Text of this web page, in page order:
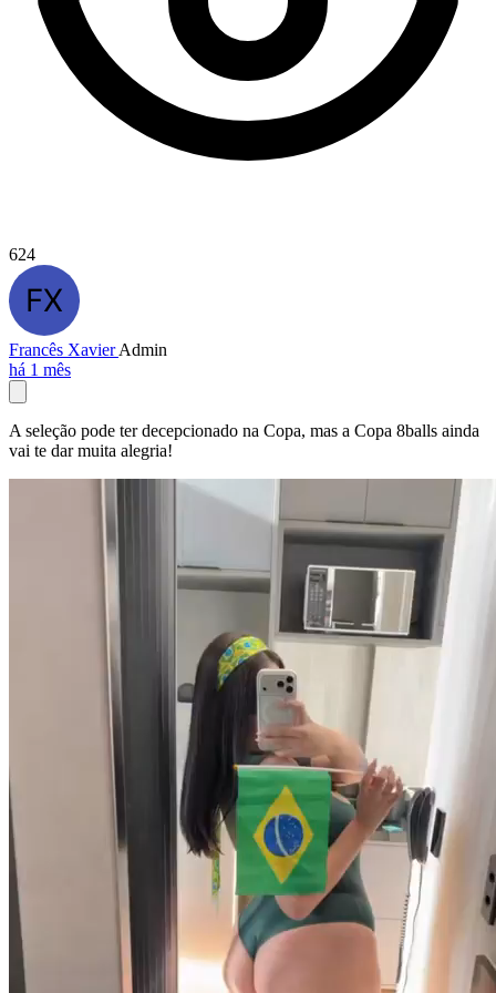
624
Francês XavierAdmin
há 1 mês
A seleção pode ter decepcionado na Copa, mas a Copa 8balls ainda
vai te dar muita alegria!